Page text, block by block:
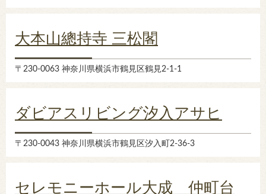
大本山總持寺 三松閣
〒230-0063 神奈川県横浜市鶴見区鶴見2-1-1
ダビアスリビング汐入アサヒ
〒230-0043 神奈川県横浜市鶴見区汐入町2-36-3
セレモニーホール大成 仲町台